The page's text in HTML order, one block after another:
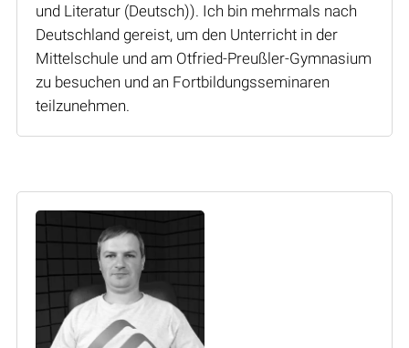
und Literatur (Deutsch)). Ich bin mehrmals nach
Deutschland gereist, um den Unterricht in der
Mittelschule und am Otfried-Preußler-Gymnasium
zu besuchen und an Fortbildungsseminaren
teilzunehmen.